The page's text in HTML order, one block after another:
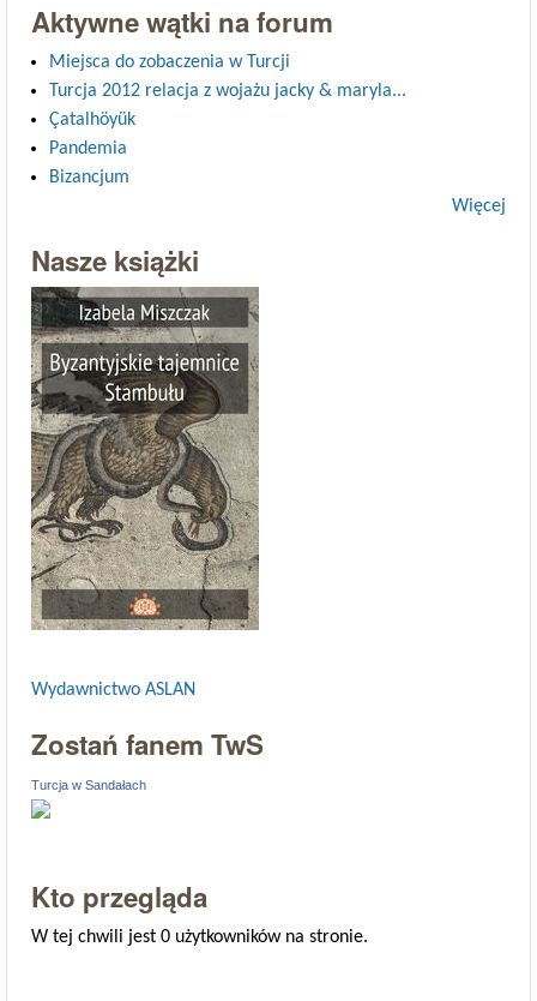
Aktywne wątki na forum
Miejsca do zobaczenia w Turcji
Turcja 2012 relacja z wojażu jacky & maryla...
Çatalhöyük
Pandemia
Bizancjum
Więcej
Nasze książki
Wydawnictwo ASLAN
Zostań fanem TwS
Turcja w Sandałach
Kto przegląda
W tej chwili jest 0 użytkowników na stronie.